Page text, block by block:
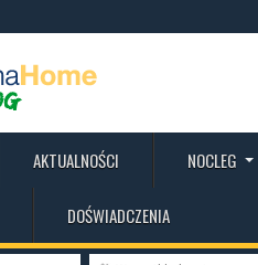
AKTUALNOŚCI NOCLEG
DOŚWIADCZENIA